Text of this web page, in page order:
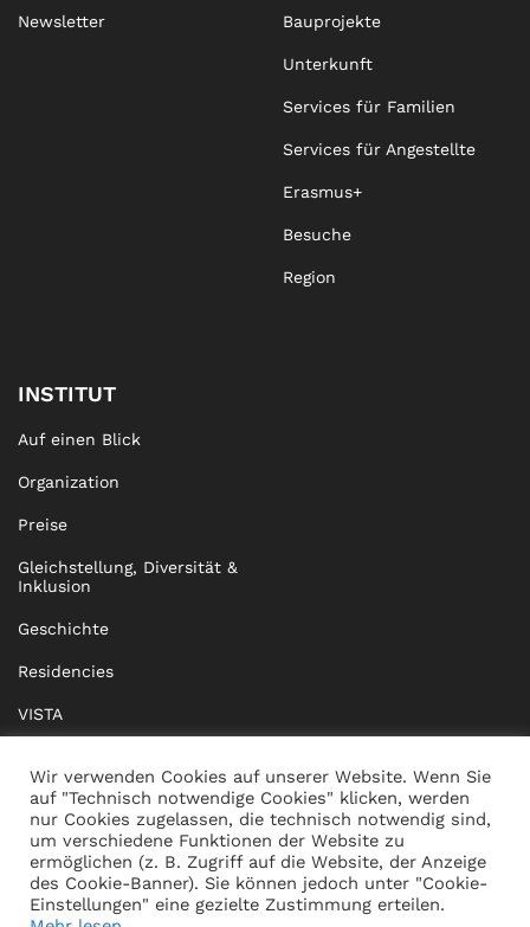
Newsletter Bauprojekte
Unterkunft
Services für Familien
Services für Angestellte
Erasmus+
Besuche
Region
INSTITUT
Auf einen Blick
Organization
Preise
Gleichstellung, Diversität &
Inklusion
Geschichte
Residencies
VISTA
BRIDGE Network
Dokumente
Wir verwenden Cookies auf unserer Website. Wenn Sie
auf "Technisch notwendige Cookies" klicken, werden
nur Cookies zugelassen, die technisch notwendig sind,
um verschiedene Funktionen der Website zu
ermöglichen (z. B. Zugriff auf die Website, der Anzeige
des Cookie-Banner). Sie können jedoch unter "Cookie-
Einstellungen" eine gezielte Zustimmung erteilen.